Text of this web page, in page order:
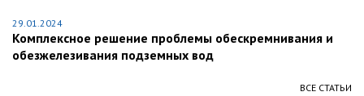
29.01.2024
Комплексное решение проблемы обескремнивания и
обезжелезивания подземных вод
ВСЕ СТАТЬИ